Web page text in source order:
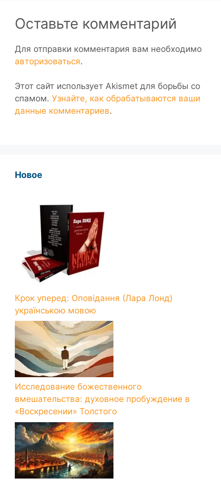
Оставьте комментарий
Для отправки комментария вам необходимо
авторизоваться.
Этот сайт использует Akismet для борьбы со
спамом. Узнайте, как обрабатываются ваши
данные комментариев.
Новое
Крок уперед: Оповідання (Лара Лонд)
українською мовою
Исследование божественного
вмешательства: духовное пробуждение в
«Воскресении» Толстого